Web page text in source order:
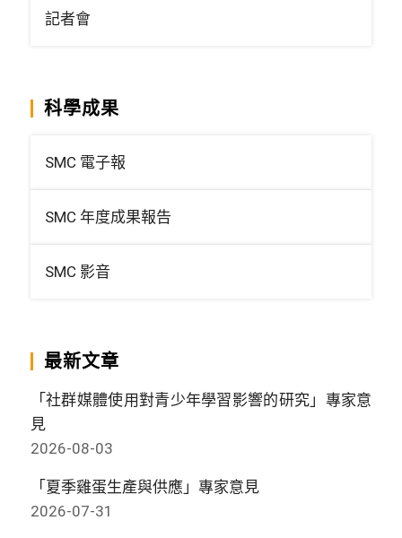
記者會
科學成果
SMC 電子報
SMC 年度成果報告
SMC 影音
最新文章
「社群媒體使用對青少年學習影響的研究」專家意
見
2026-08-03
「夏季雞蛋生產與供應」專家意見
2026-07-31